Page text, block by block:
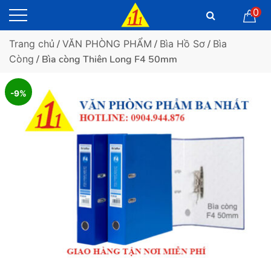
0
Trang chủ / VĂN PHÒNG PHẨM / Bìa Hồ Sơ / Bìa
Còng / Bìa còng Thiên Long F4 50mm
-9%